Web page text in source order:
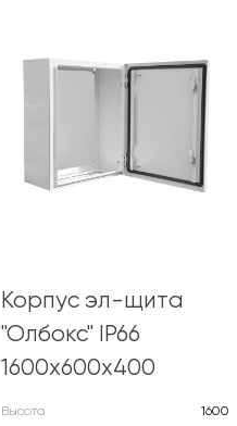
Корпус эл-щита
"Олбокс" IP66
1600х600х400
Высота
1600